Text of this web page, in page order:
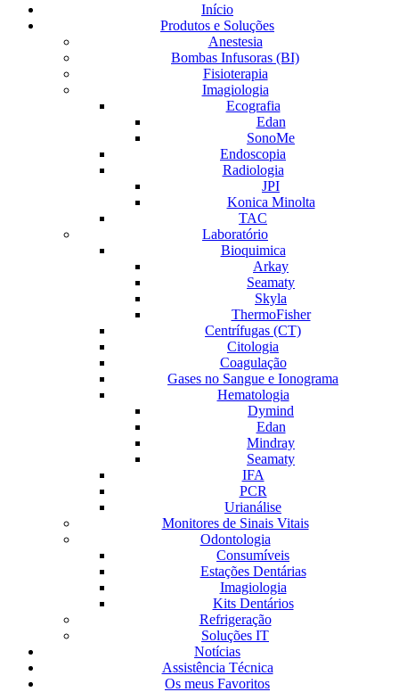
Início
Produtos e Soluções
Anestesia
Bombas Infusoras (BI)
Fisioterapia
Imagiologia
Ecografia
Edan
SonoMe
Endoscopia
Radiologia
JPI
Konica Minolta
TAC
Laboratório
Bioquimica
Arkay
Seamaty
Skyla
ThermoFisher
Centrífugas (CT)
Citologia
Coagulação
Gases no Sangue e Ionograma
Hematologia
Dymind
Edan
Mindray
Seamaty
IFA
PCR
Urianálise
Monitores de Sinais Vitais
Odontologia
Consumíveis
Estações Dentárias
Imagiologia
Kits Dentários
Refrigeração
Soluções IT
Notícias
Assistência Técnica
Os meus Favoritos